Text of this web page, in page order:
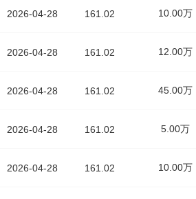
2026-04-28
2026-04-28
2026-04-28
2026-04-28
2026-04-28
161.02 10.00万
161.02 12.00万
161.02 45.00万
161.02 5.00万
161.02 10.00万